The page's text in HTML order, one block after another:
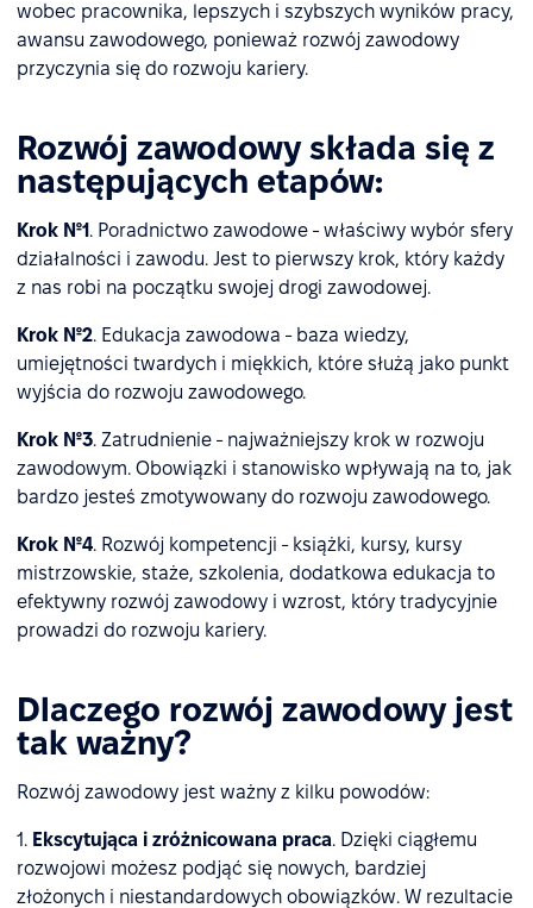
wobec pracownika, lepszych i szybszych wyników pracy,
awansu zawodowego, ponieważ rozwój zawodowy
przyczynia się do rozwoju kariery.
Rozwój zawodowy składa się z
następujących etapów:
Krok №1 . Poradnictwo zawodowe - właściwy wybór sfery
działalności i zawodu. Jest to pierwszy krok, który każdy
z nas robi na początku swojej drogi zawodowej.
Krok №2. Edukacja zawodowa - baza wiedzy,
umiejętności twardych i miękkich, które służą jako punkt
wyjścia do rozwoju zawodowego.
Krok №3. Zatrudnienie - najważniejszy krok w rozwoju
zawodowym. Obowiązki i stanowisko wpływają na to, jak
bardzo jesteś zmotywowany do rozwoju zawodowego.
Krok №4. Rozwój kompetencji - książki, kursy, kursy
mistrzowskie, staże, szkolenia, dodatkowa edukacja to
efektywny rozwój zawodowy i wzrost, który tradycyjnie
prowadzi do rozwoju kariery.
Dlaczego rozwój zawodowy jest
tak ważny?
Rozwój zawodowy jest ważny z kilku powodów:
1. Ekscytująca i zróżnicowana praca. Dzięki ciągłemu
rozwojowi możesz podjąć się nowych, bardziej
złożonych i niestandardowych obowiązków. W rezultacie